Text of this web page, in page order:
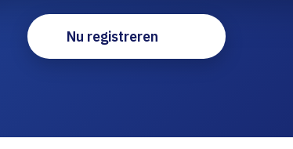
Nu registreren